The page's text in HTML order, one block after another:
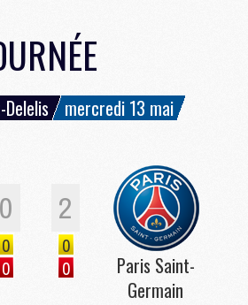
mercredi 13 mai
0 2
0
0
0
0
Paris Saint-
Germain